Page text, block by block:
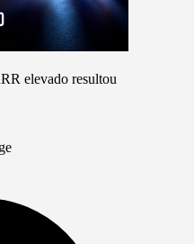
elevado resultou